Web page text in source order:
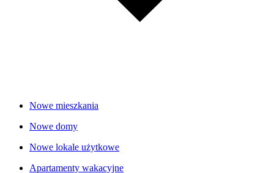
Nowe mieszkania
Nowe domy
Nowe lokale użytkowe
Apartamenty wakacyjne